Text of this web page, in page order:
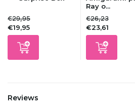
€29,95
€19,95
Ray o...
€26,23
€23,61
Reviews